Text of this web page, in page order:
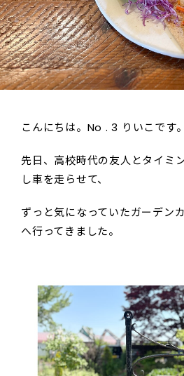
こんにちは。No . 3 りいこです。
先日、高校時代の友人とタイミ
し車を走らせて、
ずっと気になっていたガーデン
へ行ってきました。